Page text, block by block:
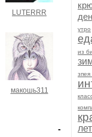
LUTERRR
макошь311
-
утро
из